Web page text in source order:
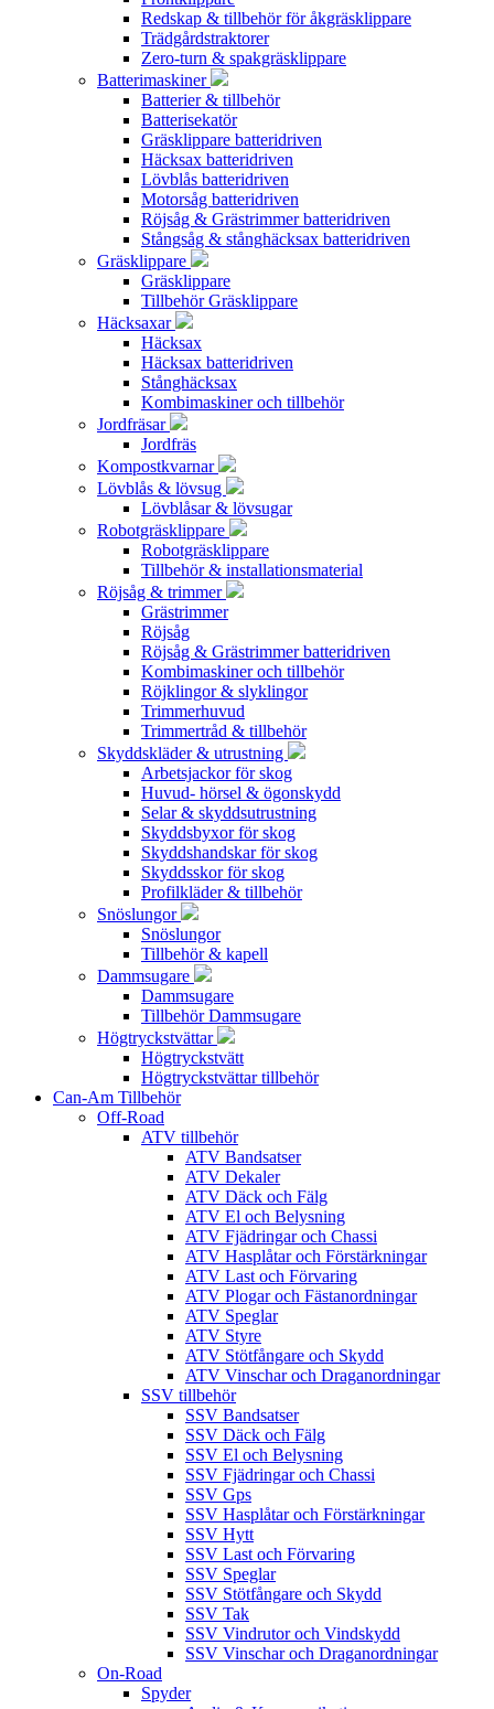
Redskap & tillbehör för åkgräsklippare
Trädgårdstraktorer
Zero-turn & spakgräsklippare
Batterimaskiner
Batterier & tillbehör
Batterisekatör
Gräsklippare batteridriven
Häcksax batteridriven
Lövblås batteridriven
Motorsåg batteridriven
Röjsåg & Grästrimmer batteridriven
Stångsåg & stånghäcksax batteridriven
Gräsklippare
Gräsklippare
Tillbehör Gräsklippare
Häcksaxar
Häcksax
Häcksax batteridriven
Stånghäcksax
Kombimaskiner och tillbehör
Jordfräsar
Jordfräs
Kompostkvarnar
Lövblås & lövsug
Lövblåsar & lövsugar
Robotgräsklippare
Robotgräsklippare
Tillbehör & installationsmaterial
Röjsåg & trimmer
Grästrimmer
Röjsåg
Röjsåg & Grästrimmer batteridriven
Kombimaskiner och tillbehör
Röjklingor & slyklingor
Trimmerhuvud
Trimmertråd & tillbehör
Skyddskläder & utrustning
Arbetsjackor för skog
Huvud- hörsel & ögonskydd
Selar & skyddsutrustning
Skyddsbyxor för skog
Skyddshandskar för skog
Skyddsskor för skog
Profilkläder & tillbehör
Snöslungor
Snöslungor
Tillbehör & kapell
Dammsugare
Dammsugare
Tillbehör Dammsugare
Högtryckstvättar
Högtryckstvätt
Högtryckstvättar tillbehör
Can-Am Tillbehör
Off-Road
ATV tillbehör
ATV Bandsatser
ATV Dekaler
ATV Däck och Fälg
ATV El och Belysning
ATV Fjädringar och Chassi
ATV Hasplåtar och Förstärkningar
ATV Last och Förvaring
ATV Plogar och Fästanordningar
ATV Speglar
ATV Styre
ATV Stötfångare och Skydd
ATV Vinschar och Draganordningar
SSV tillbehör
SSV Bandsatser
SSV Däck och Fälg
SSV El och Belysning
SSV Fjädringar och Chassi
SSV Gps
SSV Hasplåtar och Förstärkningar
SSV Hytt
SSV Last och Förvaring
SSV Speglar
SSV Stötfångare och Skydd
SSV Tak
SSV Vindrutor och Vindskydd
SSV Vinschar och Draganordningar
On-Road
Spyder